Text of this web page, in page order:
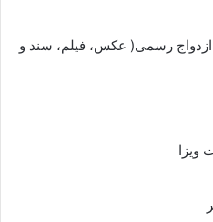
رسمی( عکس، فیلم، سند و
ویزا